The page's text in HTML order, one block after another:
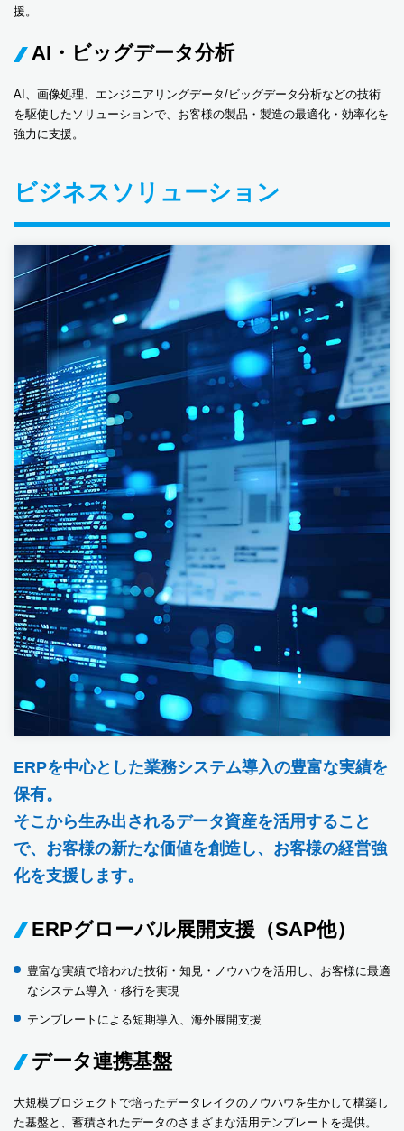
援。
AI・ビッグデータ分析
AI、画像処理、エンジニアリングデータ/ビッグデータ分析などの技術
を駆使したソリューションで、お客様の製品・製造の最適化・効率化を
強力に支援。
ビジネスソリューション
ERPを中心とした業務システム導入の豊富な実績を
保有。
そこから生み出されるデータ資産を活用すること
で、お客様の新たな価値を創造し、お客様の経営強
化を支援します。
ERPグローバル展開支援（SAP他）
豊富な実績で培われた技術・知見・ノウハウを活用し、お客様に最適
なシステム導入・移行を実現
テンプレートによる短期導入、海外展開支援
データ連携基盤
大規模プロジェクトで培ったデータレイクのノウハウを生かして構築し
た基盤と、蓄積されたデータのさまざまな活用テンプレートを提供。